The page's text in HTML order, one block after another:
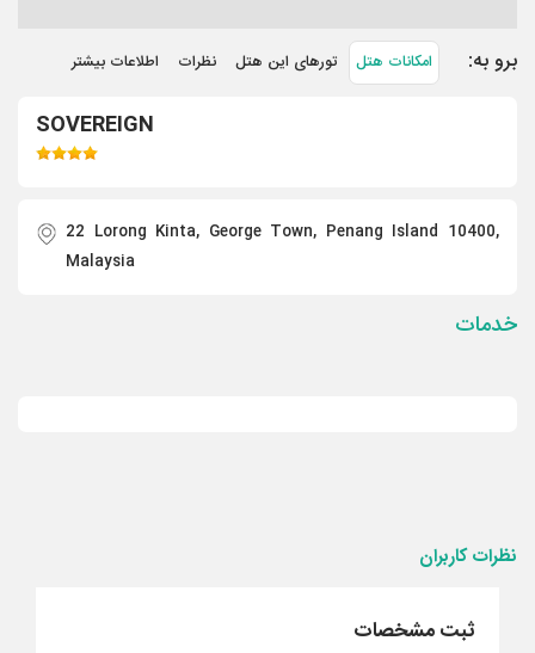
برو به: امکانات هتل تورهای این هتل نظرات اطلاعات بیشتر
SOVEREIGN
22 Lorong Kinta, George Town, Penang Island 10400,
Malaysia
خدمات
نظرات کاربران
ثبت مشخصات